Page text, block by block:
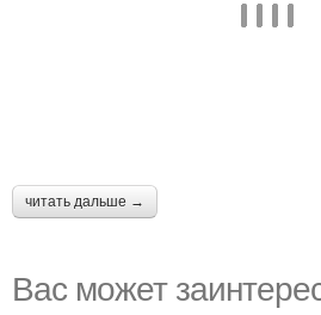
читать дальше →
Вас может